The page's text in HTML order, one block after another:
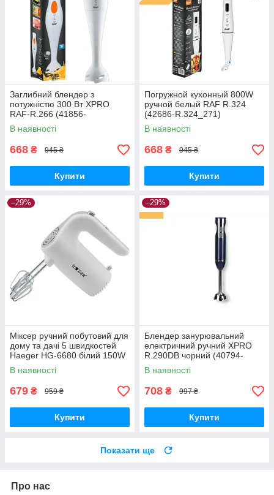
Заглибний блендер з
потужністю 300 Вт XPRO
RAF-R.266 (41856-
R.266_287)
В наявності
668 ₴ 945 ₴
Купити
Погружной кухонный 800W
ручной белый RAF R.324
(42686-R.324_271)
В наявності
668 ₴ 945 ₴
Купити
–29%
Міксер ручний побутовий для
дому та дачі 5 швидкостей
Haeger HG-6680 білий 150W
(HG-6680_248)
В наявності
679 ₴ 959 ₴
Купити
–29%
Блендер занурювальний
електричний ручний XPRO
R.290DB чорний (40794-
R.290DB)
В наявності
708 ₴ 997 ₴
Купити
Показати ще
Про нас